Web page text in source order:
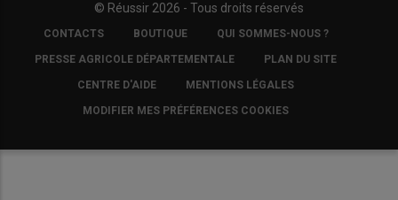
© Réussir 2026 - Tous droits réservés
FOOTER
COPYRIGHT
CONTACTS BOUTIQUE QUI SOMMES-NOUS ?
PRESSE AGRICOLE DÉPARTEMENTALE PLAN DU SITE
CENTRE D'AIDE MENTIONS LÉGALES
MODIFIER MES PRÉFÉRENCES COOKIES